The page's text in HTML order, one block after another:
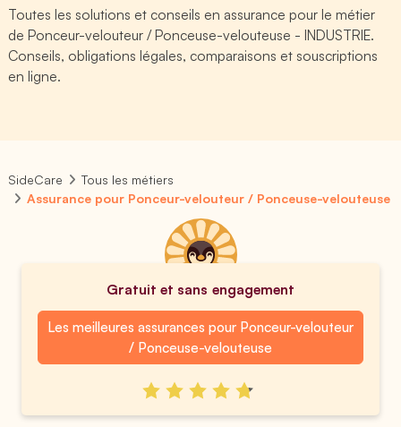
Toutes les solutions et conseils en assurance pour le métier
de Ponceur-velouteur / Ponceuse-velouteuse - INDUSTRIE.
Conseils, obligations légales, comparaisons et souscriptions
en ligne.
SideCare
Tous les métiers
Assurance pour Ponceur-velouteur / Ponceuse-velouteuse
Gratuit et sans engagement
Les meilleures assurances pour Ponceur-velouteur
/ Ponceuse-velouteuse